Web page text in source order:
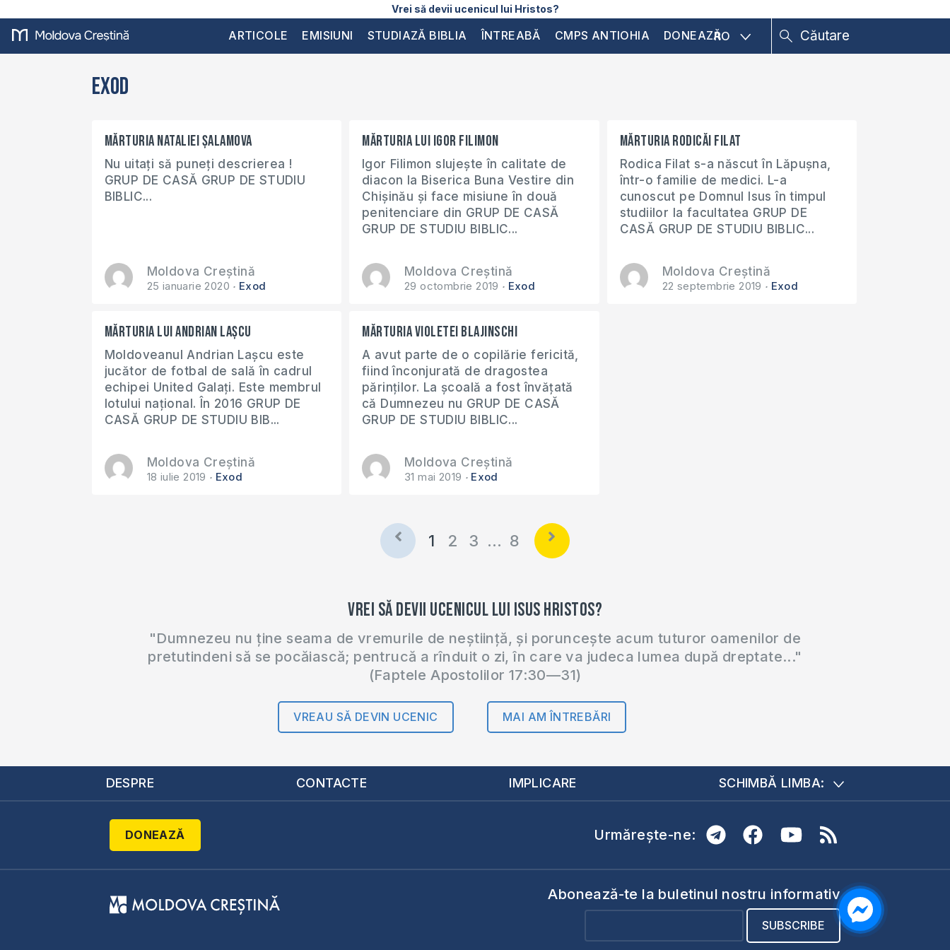
Vrei să devii ucenicul lui Hristos?
ARTICOLE EMISIUNI STUDIAZĂ BIBLIA ÎNTREABĂ CMPS ANTIOHIA DONEAZĂRO
Exod
Mărturia Nataliei Șalamova
Nu uitați să puneți descrierea !
GRUP DE CASĂ GRUP DE STUDIU
BIBLIC...
Moldova Creștină
25 ianuarie 2020 Exod
Mărturia lui Igor Filimon
Igor Filimon slujește în calitate de
diacon la Biserica Buna Vestire din
Chișinău și face misiune în două
penitenciare din GRUP DE CASĂ
GRUP DE STUDIU BIBLIC...
Moldova Creștină
29 octombrie 2019 Exod
Mărturia Rodicăi Filat
Rodica Filat s-a născut în Lăpușna,
într-o familie de medici. L-a
cunoscut pe Domnul Isus în timpul
studiilor la facultatea GRUP DE
CASĂ GRUP DE STUDIU BIBLIC...
Moldova Creștină
22 septembrie 2019 Exod
Mărturia lui Andrian Lașcu
Moldoveanul Andrian Lașcu este
jucător de fotbal de sală în cadrul
echipei United Galați. Este membrul
lotului național. În 2016 GRUP DE
CASĂ GRUP DE STUDIU BIB...
Moldova Creștină
18 iulie 2019 Exod
Mărturia Violetei Blajinschi
A avut parte de o copilărie fericită,
fiind înconjurată de dragostea
părinților. La școală a fost învățată
că Dumnezeu nu GRUP DE CASĂ
GRUP DE STUDIU BIBLIC...
Moldova Creștină
31 mai 2019 Exod
1 2 3 … 8
Vrei să devii ucenicul lui Isus Hristos?
"Dumnezeu nu ține seama de vremurile de neștiință, și poruncește acum tuturor oamenilor de
pretutindeni să se pocăiască; pentrucă a rînduit o zi, în care va judeca lumea după dreptate..."
(Faptele Apostolilor 17:30—31)
VREAU SĂ DEVIN UCENIC MAI AM ÎNTREBĂRI
DESPRE CONTACTE IMPLICARE SCHIMBĂ LIMBA:
DONEAZĂ Urmărește-ne:
Abonează-te la buletinul nostru informativ